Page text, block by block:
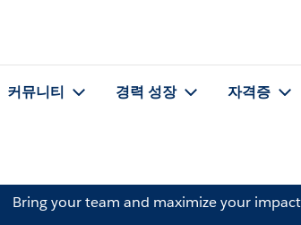
커뮤니티 경력 성장 자격증
Bring your team and maximize your